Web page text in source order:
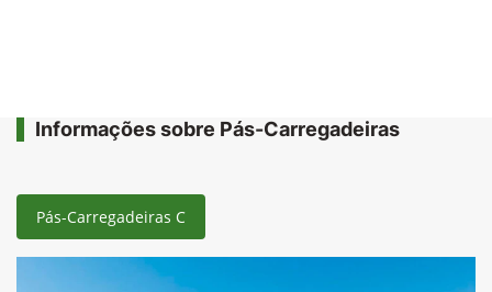
Informações sobre Pás-Carregadeiras
Pás-Carregadeiras C